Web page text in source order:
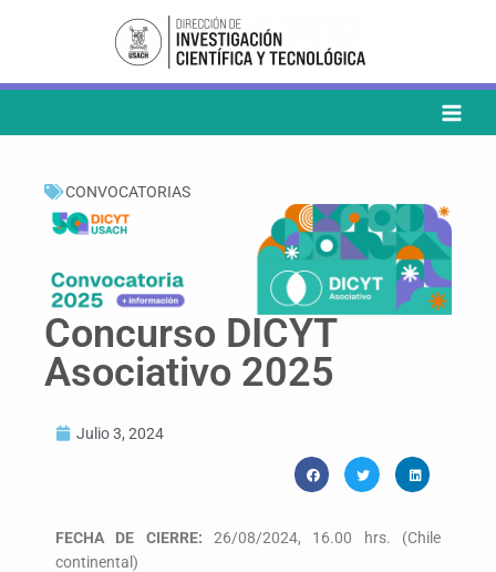
CONVOCATORIAS
Concurso DICYT
Asociativo 2025
Julio 3, 2024
FECHA DE CIERRE: 26/08/2024, 16.00 hrs. (Chile
continental)